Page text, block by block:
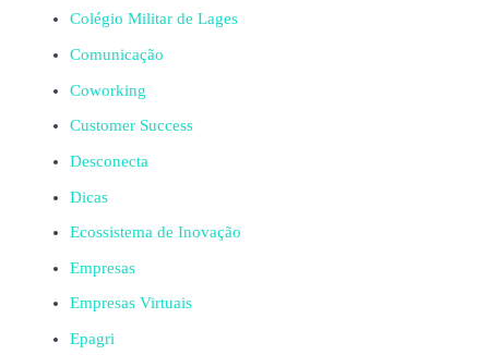
Colégio Militar de Lages
Comunicação
Coworking
Customer Success
Desconecta
Dicas
Ecossistema de Inovação
Empresas
Empresas Virtuais
Epagri